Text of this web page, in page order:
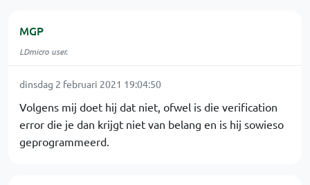
MGP
LDmicro user.
dinsdag 2 februari 2021 19:04:50
Volgens mij doet hij dat niet, ofwel is die verification
error die je dan krijgt niet van belang en is hij sowieso
geprogrammeerd.